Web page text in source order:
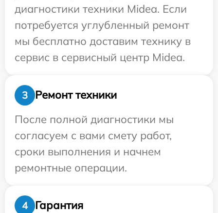
диагностики техники Midea. Если
потребуется углубленный ремонт
мы бесплатно доставим технику в
сервис в сервисный центр Midea.
3
Ремонт техники
После полной диагностики мы
согласуем с вами смету работ,
сроки выполнения и начнем
ремонтные операции.
4 Гарантия